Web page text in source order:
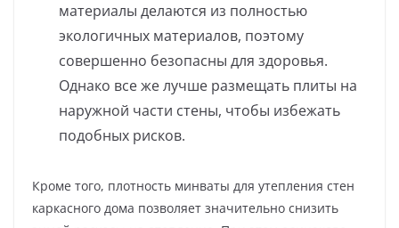
материалы делаются из полностью
экологичных материалов, поэтому
совершенно безопасны для здоровья.
Однако все же лучше размещать плиты на
наружной части стены, чтобы избежать
подобных рисков.
Кроме того, плотность минваты для утепления стен
каркасного дома позволяет значительно снизить